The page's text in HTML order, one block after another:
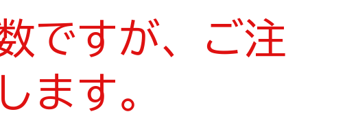
ですが、ご注
ます。